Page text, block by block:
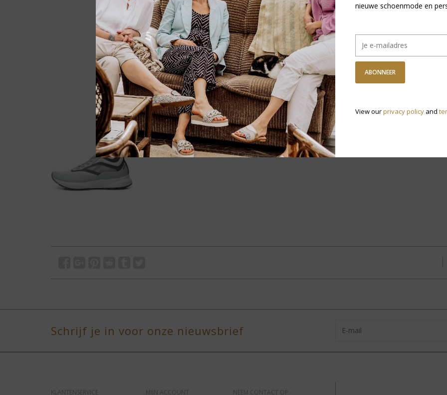
Artikelnummer:
Schrijf je in voor onze nieuwsbrief
KLANTENSERVICE MIJN ACCOUNT NEEM CONTACT OP
nieuwe schoenmode en
ABONNEER
View ourprivacy policy and